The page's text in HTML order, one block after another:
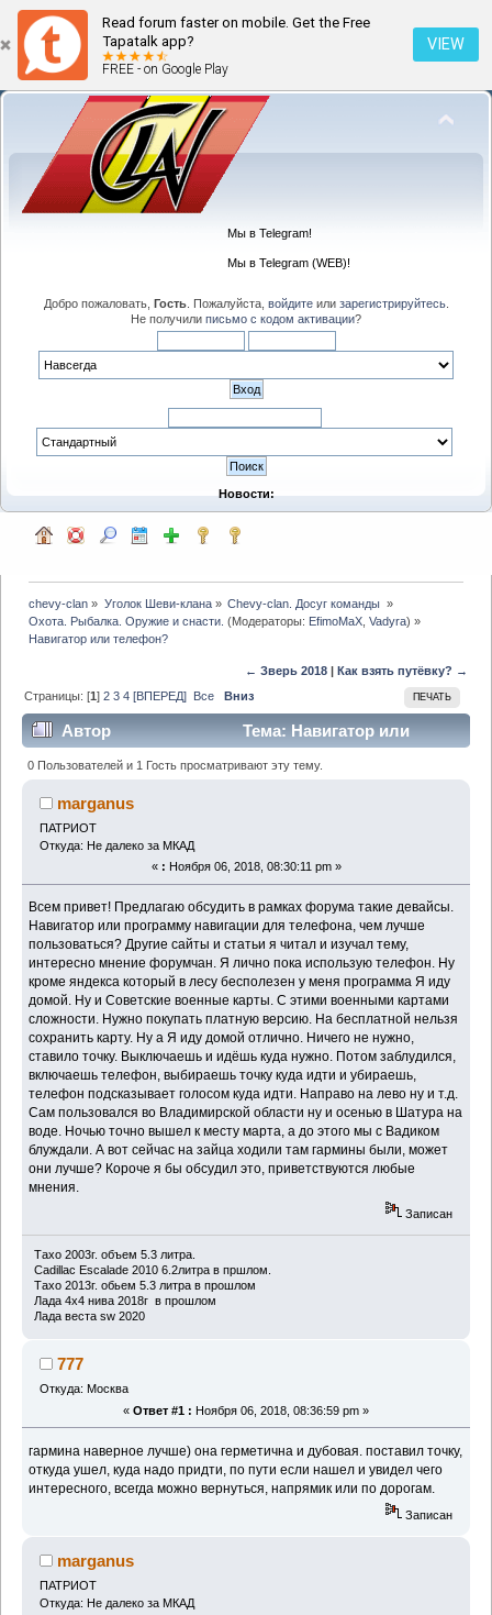
Read forum faster on mobile. Get the Free
Tapatalk app?
FREE - on Google Play
VIEW
Мы в Telegram!
Мы в Telegram (WEB)!
Добро пожаловать, Гость. Пожалуйста, войдитеили зарегистрируйтесь.
Не получили письмо с кодом активации?
Новости:
chevy-clan » Уголок Шеви-клана» Chevy-clan. Досуг команды »
Охота. Рыбалка. Оружие и снасти. (Модераторы: EfimoMaX ,Vadyra) »
Навигатор или телефон?
← Зверь 2018| Как взять путёвку? →
ПЕЧАТЬ
Страницы: [1]2 3 4 [ВПЕРЕД] Все Вниз
Автор
Тема: Навигатор или
телефон? (Прочитано 16640 раз)
0 Пользователей и 1 Гость просматривают эту тему.
marganus
ПАТРИОТ
Откуда: Не далеко за МКАД
« : Ноября 06, 2018, 08:30:11 pm »
Всем привет! Предлагаю обсудить в рамках форума такие девайсы.
Навигатор или программу навигации для телефона, чем лучше
пользоваться? Другие сайты и статьи я читал и изучал тему,
интересно мнение форумчан. Я лично пока использую телефон. Ну
кроме яндекса который в лесу бесполезен у меня программа Я иду
домой. Ну и Советские военные карты. С этими военными картами
сложности. Нужно покупать платную версию. На бесплатной нельзя
сохранить карту. Ну а Я иду домой отлично. Ничего не нужно,
ставило точку. Выключаешь и идёшь куда нужно. Потом заблудился,
включаешь телефон, выбираешь точку куда идти и убираешь,
телефон подсказывает голосом куда идти. Направо на лево ну и т.д.
Сам пользовался во Владимирской области ну и осенью в Шатура на
воде. Ночью точно вышел к месту марта, а до этого мы с Вадиком
блуждали. А вот сейчас на зайца ходили там гармины были, может
они лучше? Короче я бы обсудил это, приветствуются любые
мнения.
Записан
Тахо 2003г. объем 5.3 литра.
Cadillac Escalade 2010 6.2литра в пршлом.
Тахо 2013г. обьем 5.3 литра в прошлом
Лада 4х4 нива 2018г в прошлом
Лада веста sw 2020
777
Откуда: Москва
« Ответ #1 : Ноября 06, 2018, 08:36:59 pm »
гармина наверное лучше) она герметична и дубовая. поставил точку,
откуда ушел, куда надо придти, по пути если нашел и увидел чего
интересного, всегда можно вернуться, напрямик или по дорогам.
Записан
marganus
ПАТРИОТ
Откуда: Не далеко за МКАД